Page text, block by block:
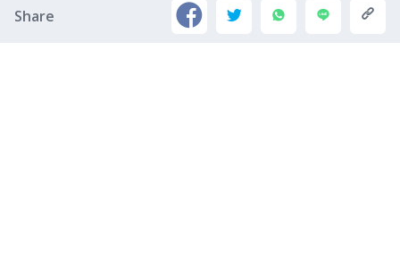
Share